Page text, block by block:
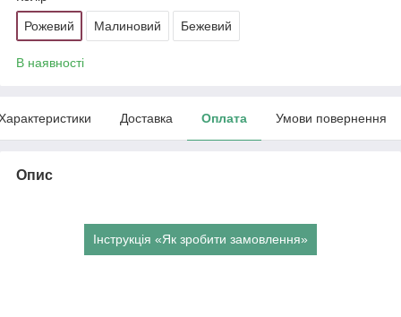
Рожевий Малиновий Бежевий
В наявності
Доставка Оплата Умови повернення
Опис
Інструкція «Як зробити замовлення»